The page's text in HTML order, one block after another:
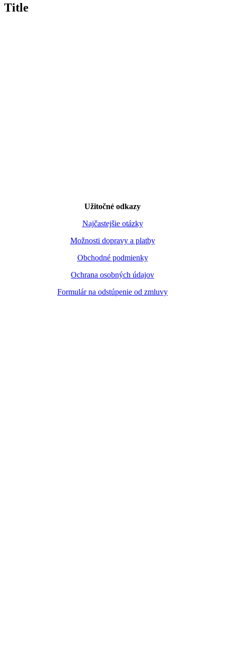
Title
Užitočné odkazy
Najčastejšie otázky
Možnosti dopravy a platby
Obchodné podmienky
Ochrana osobných údajov
Formulár na odstúpenie od zmluvy